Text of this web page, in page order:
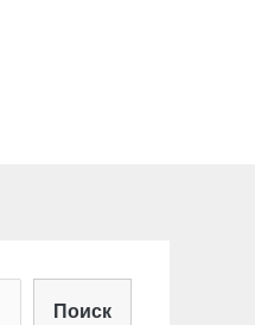
Поиск